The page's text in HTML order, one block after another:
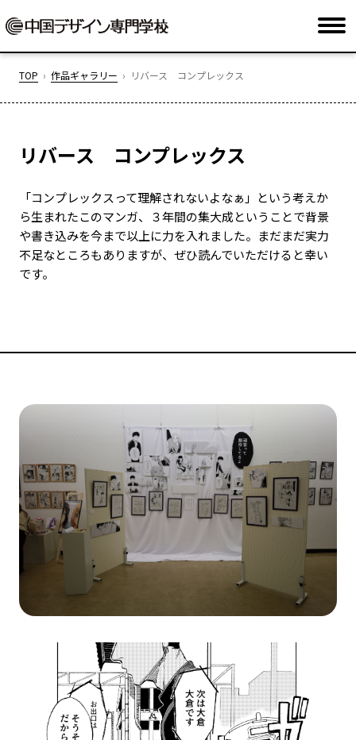
TOP 作品ギャラリー リバース コンプレックス
リバース コンプレックス
「コンプレックスって理解されないよなぁ」という考えか
ら生まれたこのマンガ、３年間の集大成ということで背景
や書き込みを今まで以上に力を入れました。まだまだ実力
不足なところもありますが、ぜひ読んでいただけると幸い
です。